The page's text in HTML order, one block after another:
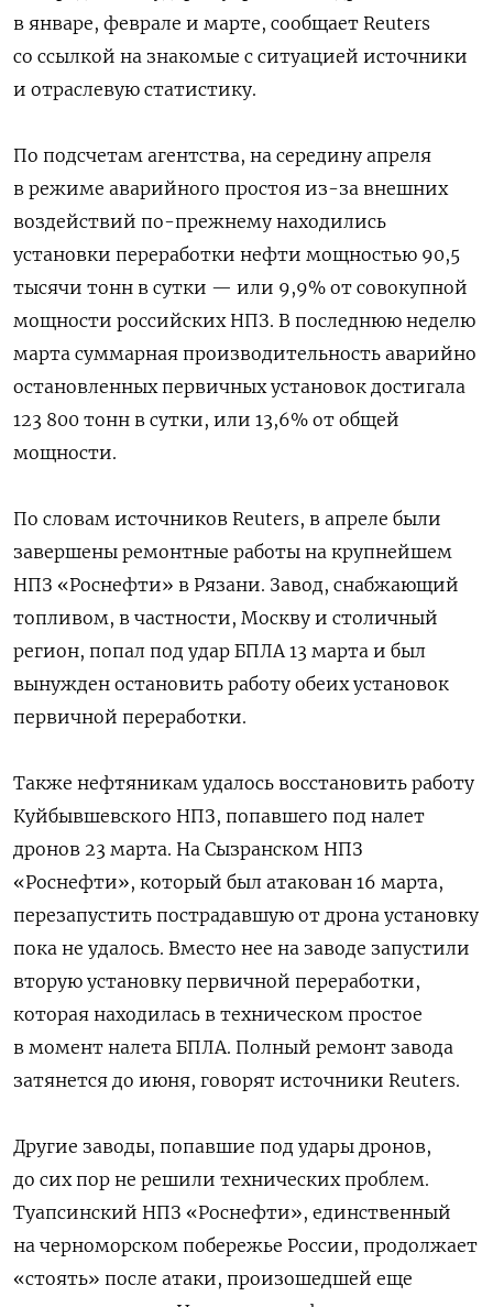
в январе, феврале и марте, сообщает Reuters
со ссылкой на знакомые с ситуацией источники
и отраслевую статистику.
По подсчетам агентства, на середину апреля
в режиме аварийного простоя из-за внешних
воздействий по-прежнему находились
установки переработки нефти мощностью 90,5
тысячи тонн в сутки — или 9,9% от совокупной
мощности российских НПЗ. В последнюю неделю
марта суммарная производительность аварийно
остановленных первичных установок достигала
123 800 тонн в сутки, или 13,6% от общей
мощности.
По словам источников Reuters, в апреле были
завершены ремонтные работы на крупнейшем
НПЗ «Роснефти» в Рязани. Завод, снабжающий
топливом, в частности, Москву и столичный
регион, попал под удар БПЛА 13 марта и был
вынужден остановить работу обеих установок
первичной переработки.
Также нефтяникам удалось восстановить работу
Куйбывшевского НПЗ, попавшего под налет
дронов 23 марта. На Сызранском НПЗ
«Роснефти», который был атакован 16 марта,
перезапустить пострадавшую от дрона установку
пока не удалось. Вместо нее на заводе запустили
вторую установку первичной переработки,
которая находилась в техническом простое
в момент налета БПЛА. Полный ремонт завода
затянется до июня, говорят источники Reuters.
Другие заводы, попавшие под удары дронов,
до сих пор не решили технических проблем.
Туапсинский НПЗ «Роснефти», единственный
на черноморском побережье России, продолжает
«стоять» после атаки, произошедшей еще